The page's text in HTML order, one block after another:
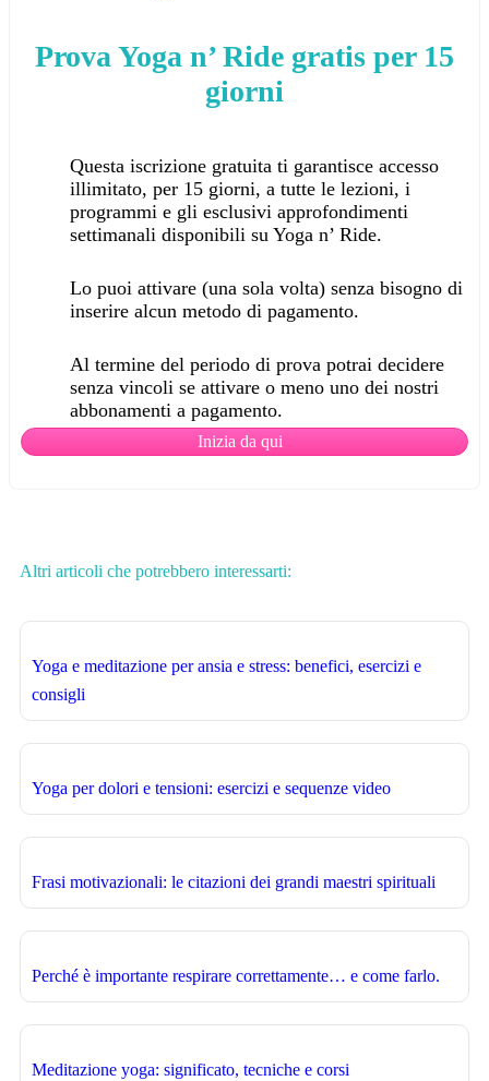
Prova Yoga n’ Ride gratis per 15
giorni
Questa iscrizione gratuita ti garantisce accesso
illimitato, per 15 giorni, a tutte le lezioni, i
programmi e gli esclusivi approfondimenti
settimanali disponibili su Yoga n’ Ride.
Lo puoi attivare (una sola volta) senza bisogno di
inserire alcun metodo di pagamento.
Al termine del periodo di prova potrai decidere
senza vincoli se attivare o meno uno dei nostri
abbonamenti a pagamento.
Inizia da qui
Altri articoli che potrebbero interessarti:
Yoga e meditazione per ansia e stress: benefici, esercizi e
consigli
Yoga per dolori e tensioni: esercizi e sequenze video
Frasi motivazionali: le citazioni dei grandi maestri spirituali
Perché è importante respirare correttamente… e come farlo.
Meditazione yoga: significato, tecniche e corsi